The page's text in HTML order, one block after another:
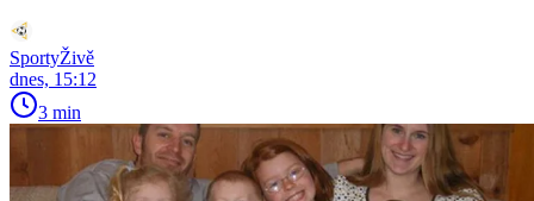
SportyŽivě
dnes, 15:12
3 min